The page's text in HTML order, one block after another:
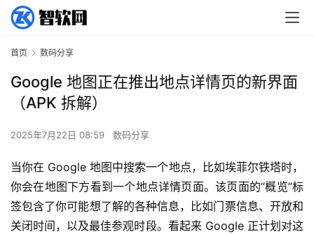
首页 数码分享
Google 地图正在推出地点详情页的新界面
（APK 拆解）
2025年7月22日 08:59 数码分享
当你在 Google 地图中搜索一个地点，比如埃菲尔铁塔时，
你会在地图下方看到一个地点详情页面。该页面的“概览”标
签包含了你可能想了解的各种信息，比如门票信息、开放和
关闭时间，以及最佳参观时段。看起来 Google 正计划对这